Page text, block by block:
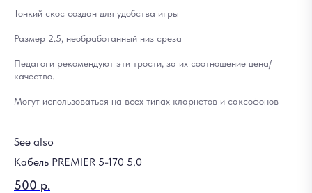
Тонкий скос создан для удобства игры
Размер 2.5, необработанный низ среза
Педагоги рекомендуют эти трости, за их соотношение цена/
качество.
Могут использоваться на всех типах кларнетов и саксофонов
See also
Кабель PREMIER 5-170 5.0
500 р.